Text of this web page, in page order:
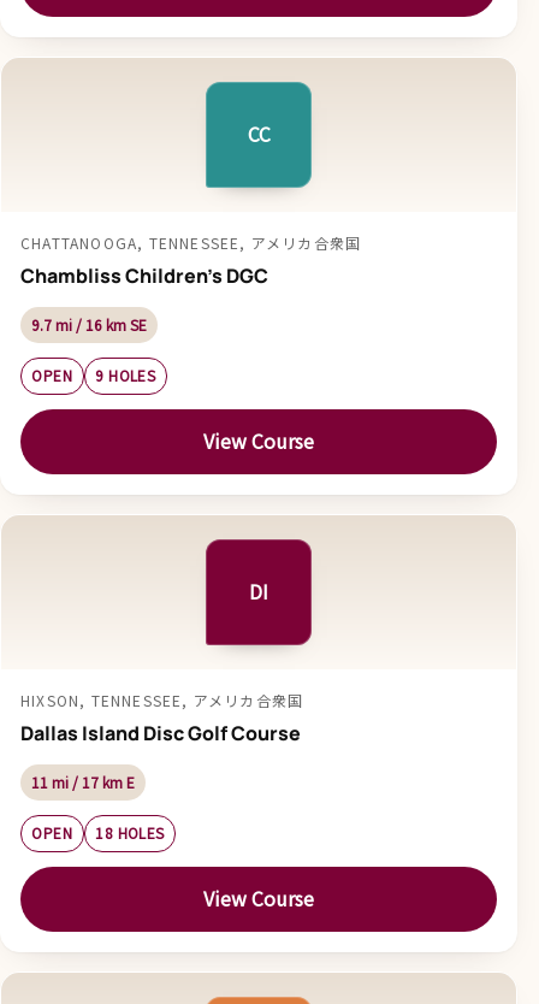
CC
CHATTANOOGA, TENNESSEE, アメリカ合衆国
Chambliss Children's DGC
9.7 mi / 16 km SE
OPEN 9 HOLES
View Course
DI
HIXSON, TENNESSEE, アメリカ合衆国
Dallas Island Disc Golf Course
11 mi / 17 km E
OPEN 18 HOLES
View Course